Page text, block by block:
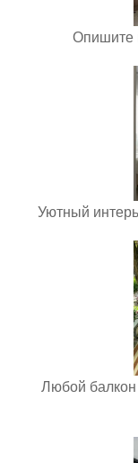
Опишите
Уютный
Любой